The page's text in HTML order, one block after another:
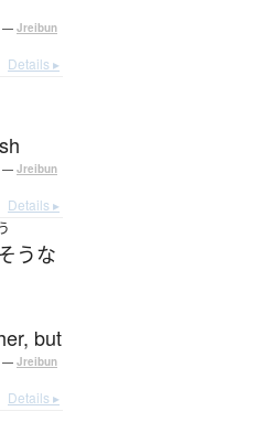
— Jreibun
Details ▸
— Jreibun
Details ▸
うな
but
— Jreibun
Details ▸